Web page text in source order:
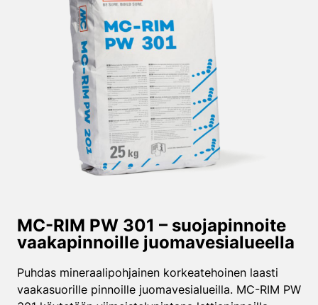
MC-RIM PW 301 – suojapinnoite
vaakapinnoille juomavesi­alueella
Puhdas mineraalipohjainen korkeatehoinen laasti
vaakasuorille pinnoille juomavesialueilla. MC-RIM PW